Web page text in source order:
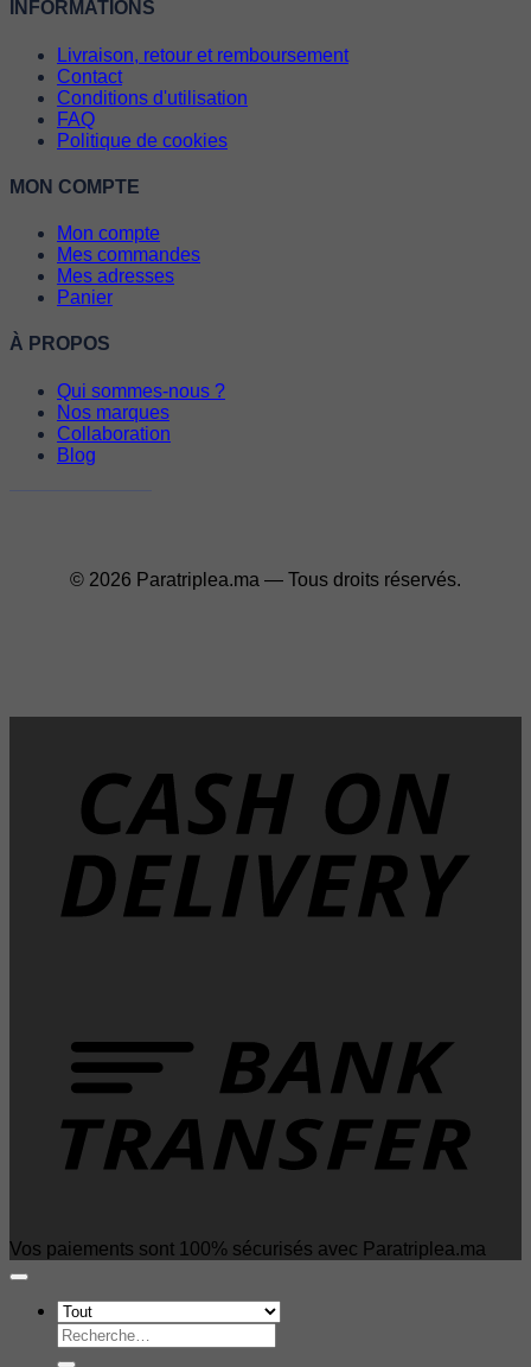
INFORMATIONS
Livraison, retour et remboursement
Contact
Conditions d'utilisation
FAQ
Politique de cookies
MON COMPTE
Mon compte
Mes commandes
Mes adresses
Panier
À PROPOS
Qui sommes-nous ?
Nos marques
Collaboration
Blog
© 2026 Paratriplea.ma — Tous droits réservés.
Vos paiements sont 100% sécurisés avec Paratriplea.ma
Recherche
pour :